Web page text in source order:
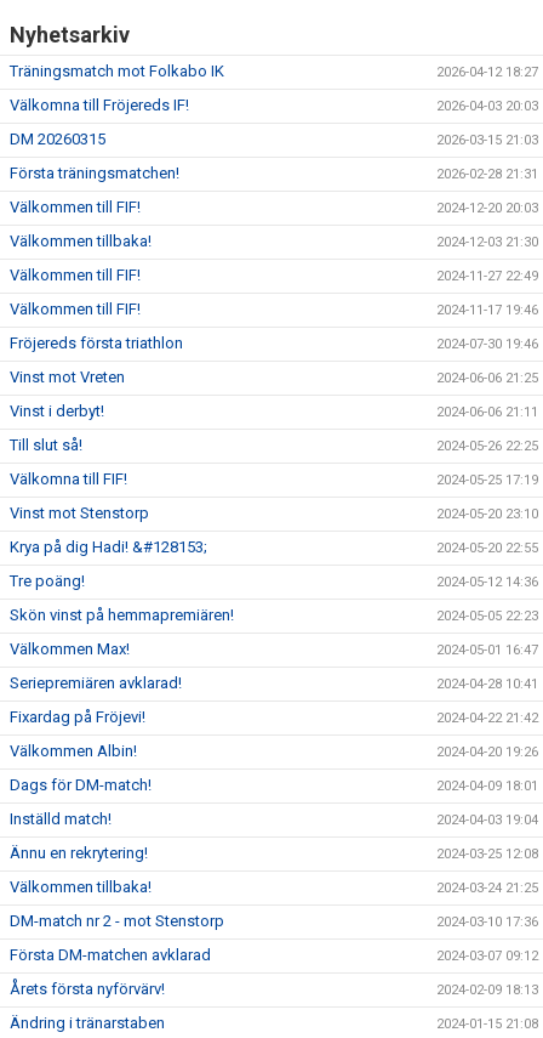
Nyhetsarkiv
Träningsmatch mot Folkabo IK 2026-04-12 18:27
Välkomna till Fröjereds IF! 2026-04-03 20:03
DM 20260315 2026-03-15 21:03
Första träningsmatchen! 2026-02-28 21:31
Välkommen till FIF! 2024-12-20 20:03
Välkommen tillbaka! 2024-12-03 21:30
Välkommen till FIF! 2024-11-27 22:49
Välkommen till FIF! 2024-11-17 19:46
Fröjereds första triathlon 2024-07-30 19:46
Vinst mot Vreten 2024-06-06 21:25
Vinst i derbyt! 2024-06-06 21:11
Till slut så! 2024-05-26 22:25
Välkomna till FIF! 2024-05-25 17:19
Vinst mot Stenstorp 2024-05-20 23:10
Krya på dig Hadi! &#128153; 2024-05-20 22:55
Tre poäng! 2024-05-12 14:36
Skön vinst på hemmapremiären! 2024-05-05 22:23
Välkommen Max! 2024-05-01 16:47
Seriepremiären avklarad! 2024-04-28 10:41
Fixardag på Fröjevi! 2024-04-22 21:42
Välkommen Albin! 2024-04-20 19:26
Dags för DM-match! 2024-04-09 18:01
Inställd match! 2024-04-03 19:04
Ännu en rekrytering! 2024-03-25 12:08
Välkommen tillbaka! 2024-03-24 21:25
DM-match nr 2 - mot Stenstorp 2024-03-10 17:36
Första DM-matchen avklarad 2024-03-07 09:12
Årets första nyförvärv! 2024-02-09 18:13
Ändring i tränarstaben 2024-01-15 21:08